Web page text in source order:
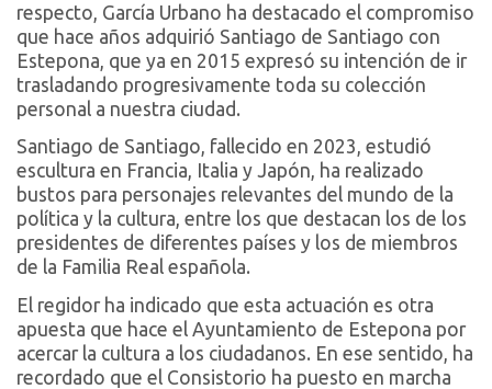
respecto, García Urbano ha destacado el compromiso
que hace años adquirió Santiago de Santiago con
Estepona, que ya en 2015 expresó su intención de ir
trasladando progresivamente toda su colección
personal a nuestra ciudad.
Santiago de Santiago, fallecido en 2023, estudió
escultura en Francia, Italia y Japón, ha realizado
bustos para personajes relevantes del mundo de la
política y la cultura, entre los que destacan los de los
presidentes de diferentes países y los de miembros
de la Familia Real española.
El regidor ha indicado que esta actuación es otra
apuesta que hace el Ayuntamiento de Estepona por
acercar la cultura a los ciudadanos. En ese sentido, ha
recordado que el Consistorio ha puesto en marcha